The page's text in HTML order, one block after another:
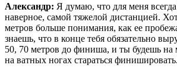
Александр: Я думаю, что для меня
наверное, самой тяжелой дистанцией.
метров больше понимания, как ее
знаешь, что в конце тебя обязательно
50, 70 метров до финиша, и ты будешь на
на ватных ногах стараться финишировать.